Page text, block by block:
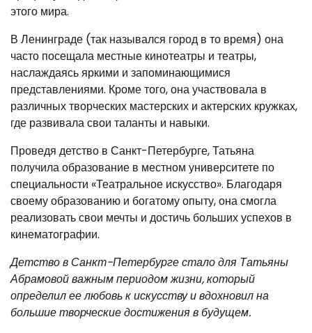
этого мира.
В Ленинграде (так назывался город в то время) она
часто посещала местные кинотеатры и театры,
наслаждаясь яркими и запоминающимися
представлениями. Кроме того, она участвовала в
различных творческих мастерских и актерских кружках,
где развивала свои таланты и навыки.
Проведя детство в Санкт-Петербурге, Татьяна
получила образование в местном университете по
специальности «Театральное искусство». Благодаря
своему образованию и богатому опыту, она смогла
реализовать свои мечты и достичь больших успехов в
кинематографии.
Детство в Санкт-Петербурге стало для Татьяны
Абрамовой важным периодом жизни, который
определил ее любовь к искусству и вдохновил на
большие творческие достижения в будущем.